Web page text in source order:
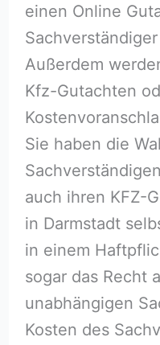
einen Online
Außerdem
Kfz-Gutachten
Sie haben die
auch ihren KFZ-
in Darmstadt
in einem
sogar das Recht
unabhängigen
Kosten des